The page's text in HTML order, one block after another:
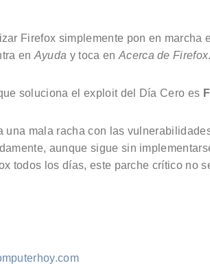
Firefox simplemente pon en
en Ayuda y toca en Acerca de Firefox
soluciona el exploit del Día Cero es
una mala racha con las
aunque sigue sin
todos los días, este parche crítico no